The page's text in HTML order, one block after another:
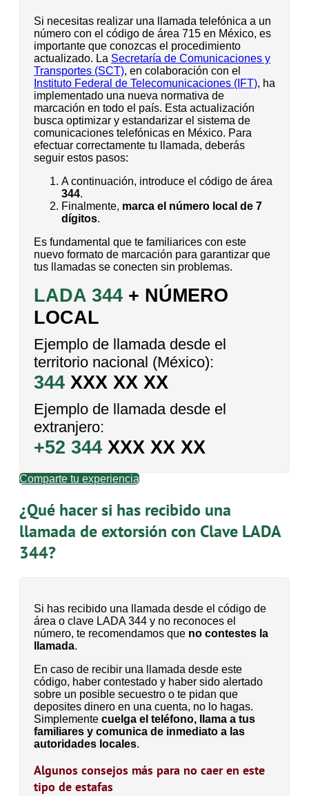
Si necesitas realizar una llamada telefónica a un
número con el código de área 715 en México, es
importante que conozcas el procedimiento
actualizado. La Secretaría de Comunicaciones y
Transportes (SCT), en colaboración con el
Instituto Federal de Telecomunicaciones (IFT), ha
implementado una nueva normativa de
marcación en todo el país. Esta actualización
busca optimizar y estandarizar el sistema de
comunicaciones telefónicas en México. Para
efectuar correctamente tu llamada, deberás
seguir estos pasos:
A continuación, introduce el código de área
344.
Finalmente, marca el número local de 7
dígitos.
Es fundamental que te familiarices con este
nuevo formato de marcación para garantizar que
tus llamadas se conecten sin problemas.
LADA 344 + NÚMERO
LOCAL
Ejemplo de llamada desde el
territorio nacional (México):
344 XXX XX XX
Ejemplo de llamada desde el
extranjero:
+52 344 XXX XX XX
Comparte tu experiencia
¿Qué hacer si has recibido una
llamada de extorsión con Clave LADA
344?
Si has recibido una llamada desde el código de
área o clave LADA 344 y no reconoces el
número, te recomendamos que no contestes la
llamada.
En caso de recibir una llamada desde este
código, haber contestado y haber sido alertado
sobre un posible secuestro o te pidan que
deposites dinero en una cuenta, no lo hagas.
Simplemente cuelga el teléfono, llama a tus
familiares y comunica de inmediato a las
autoridades locales.
Algunos consejos más para no caer en este
tipo de estafas